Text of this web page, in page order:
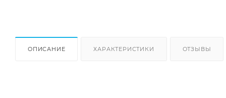
ОПИСАНИЕ ХАРАКТЕРИСТИКИ ОТЗЫВЫ